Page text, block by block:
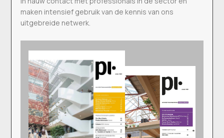
maken intensief gebruik van de kennis van ons
uitgebreide netwerk.